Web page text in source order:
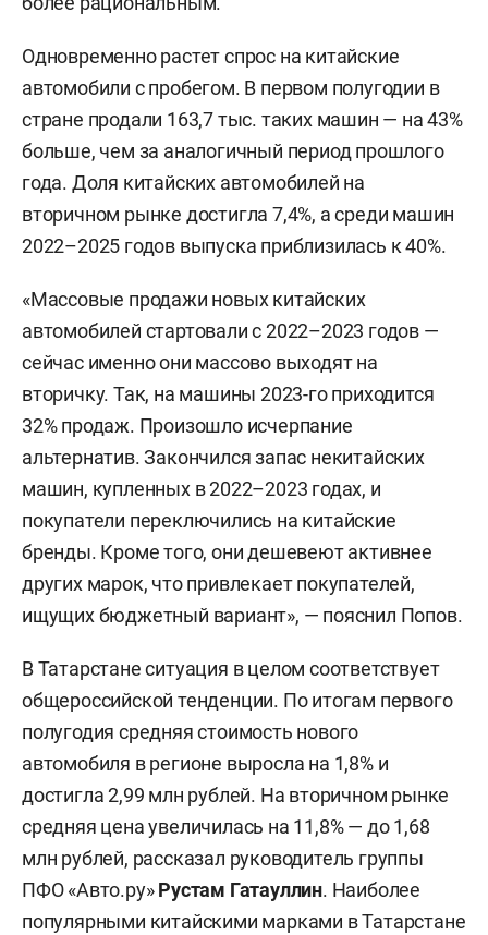
Одновременно растет спрос на китайские
автомобили с пробегом. В первом полугодии в
стране продали 163,7 тыс. таких машин — на 43%
больше, чем за аналогичный период прошлого
года. Доля китайских автомобилей на
вторичном рынке достигла 7,4%, а среди машин
2022–2025 годов выпуска приблизилась к 40%.
«Массовые продажи новых китайских
автомобилей стартовали с 2022–2023 годов —
сейчас именно они массово выходят на
вторичку. Так, на машины 2023-го приходится
32% продаж. Произошло исчерпание
альтернатив. Закончился запас некитайских
машин, купленных в 2022–2023 годах, и
покупатели переключились на китайские
бренды. Кроме того, они дешевеют активнее
других марок, что привлекает покупателей,
ищущих бюджетный вариант», — пояснил Попов.
В Татарстане ситуация в целом соответствует
общероссийской тенденции. По итогам первого
полугодия средняя стоимость нового
автомобиля в регионе выросла на 1,8% и
достигла 2,99 млн рублей. На вторичном рынке
средняя цена увеличилась на 11,8% — до 1,68
млн рублей, рассказал руководитель группы
ПФО «Авто.ру»Рустам Гатауллин. Наиболее
популярными китайскими марками в Татарстане